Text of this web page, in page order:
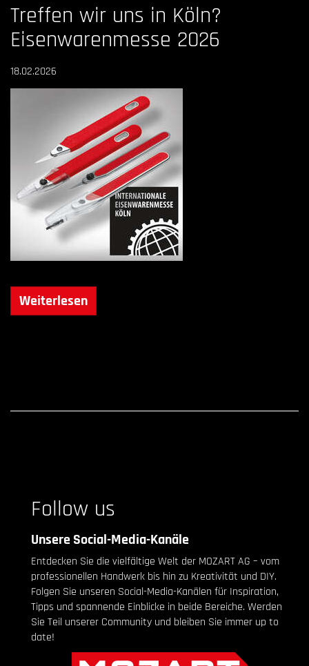
Treffen wir uns in Köln?
Eisenwarenmesse 2026
18.02.2026
Weiterlesen
Follow us
Unsere Social-Media-Kanäle
Entdecken Sie die vielfältige Welt der MOZART AG – vom
professionellen Handwerk bis hin zu Kreativität und DIY.
Folgen Sie unseren Social-Media-Kanälen für Inspiration,
Tipps und spannende Einblicke in beide Bereiche. Werden
Sie Teil unserer Community und bleiben Sie immer up to
date!